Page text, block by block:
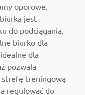
oporowe.
jest
do podciągania.
biurko dla
dla
pozwala
strefę treningową
regulować do